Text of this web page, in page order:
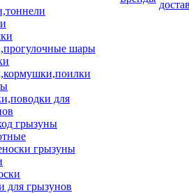
шары
для
грызуны
грызуны
для грызунов